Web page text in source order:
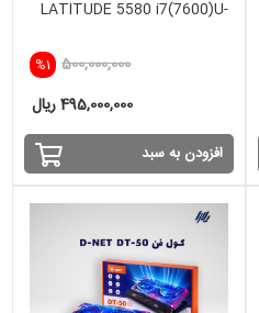
LATITUDE 5580 i7(7600)U-
%1 500,000,000
495,000,000 ریال
افزودن به سبد